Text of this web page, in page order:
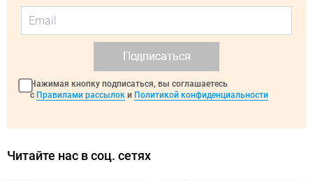
Подписаться
Нажимая кнопку подписаться, вы соглашаетесь
с Правилами рассылок и Политикой конфиденциальности
Читайте нас в соц. сетях